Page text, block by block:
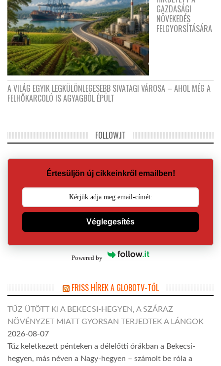
GAZDASÁGI
NÖVEKEDÉS
FELGYORSÍTÁSÁRA
A VILÁG EGYIK LEGKÜLÖNLEGESEBB SIVATAGI VÁROSA – AHOL MÉG A
FELHŐKARCOLÓ IS AGYAGBÓL ÉPÜLT
FOLLOW.IT
Értesüljön új cikkeinkről emailben!
Véglegesítés
Powered by
FRISS HÍREK A GLOBOTV-TŐL
TŰZ ÜTÖTT KI A BEKECSI-HEGYEN, A SZÁRAZ
NÖVÉNYZET MIATT GYORSAN TERJEDTEK A LÁNGOK
2026-08-07
Tűz keletkezett pénteken a délelőtti órákban a Bekecsi-
hegyen, más néven a Nagy-hegyen – számolt be róla a